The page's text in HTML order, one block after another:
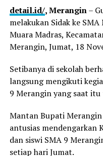
detail.id/, Merangin–
melakukan Sidak ke
Muara Madras,
Merangin, Jumat, 18
Setibanya di sekolah
langsung mengikuti
9 Merangin yang saat
Mantan Bupati
antusias mendengarkan
dan siswi SMA 9
setiap hari Jumat.